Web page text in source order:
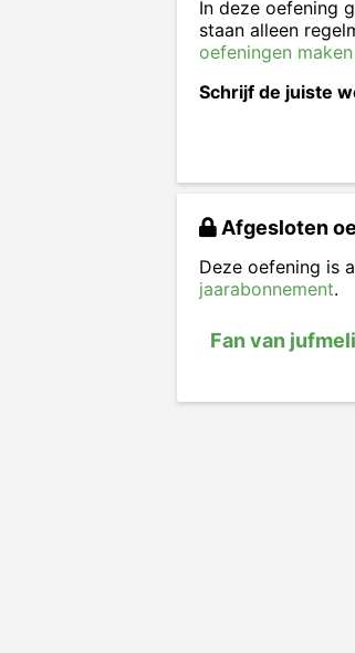
In deze oefening
staan alleen
oefeningen
Schrijf de juiste
Afgesloten
Deze oefening is
jaarabonnement.
Fan van